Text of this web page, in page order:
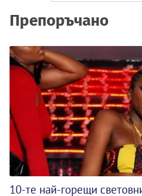
Препоръчано
10-те най-горещи